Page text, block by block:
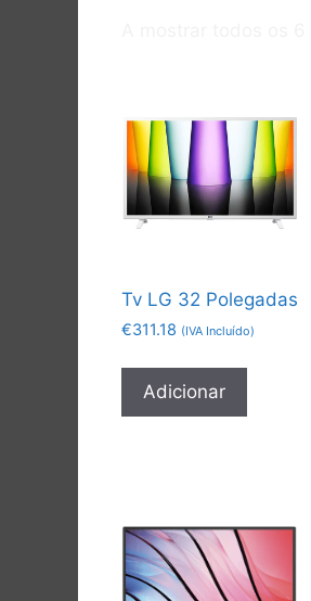
Tv LG 32 Polegadas
€311.18 (IVA Incluído)
Adicionar